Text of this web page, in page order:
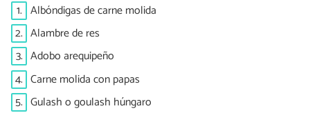
1. Albóndigas de carne molida
2. Alambre de res
3. Adobo arequipeño
4. Carne molida con papas
5. Gulash o goulash húngaro